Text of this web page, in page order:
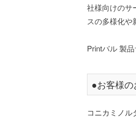
社様向けのサ
スの多様化や
Printバル 製品
●お客様
コニカミノル